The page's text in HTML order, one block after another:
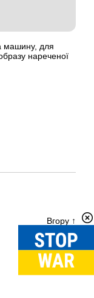
машину, для
нареченої
Вгору ↑